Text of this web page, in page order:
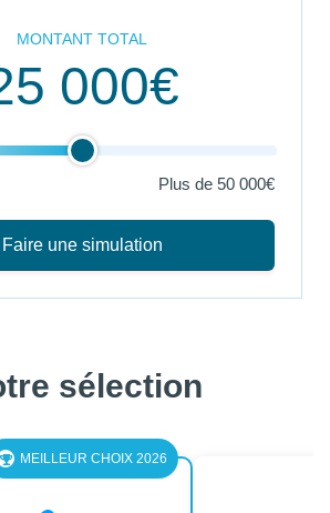
MONTANT TOTAL
000€
Plus de 50 000€
Faire une simulation
sélection
MEILLEUR CHOIX 2026